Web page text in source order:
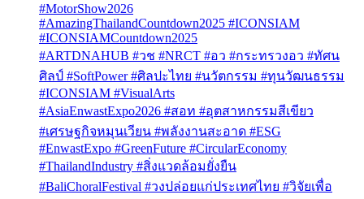
#MotorShow2026
#AmazingThailandCountdown2025 #ICONSIAM
#ICONSIAMCountdown2025
#ARTDNAHUB #วช #NRCT #อว #กระทรวงอว #ทัศน
ศิลป์ #SoftPower #ศิลปะไทย #นวัตกรรม #ทุนวัฒนธรรม
#ICONSIAM #VisualArts
#AsiaEnwastExpo2026 #สอท #อุตสาหกรรมสีเขียว
#เศรษฐกิจหมุนเวียน #พลังงานสะอาด #ESG
#EnwastExpo #GreenFuture #CircularEconomy
#ThailandIndustry #สิ่งแวดล้อมยั่งยืน
#BaliChoralFestival #วงปล่อยแก่ประเทศไทย #วิจัยเพื่อ